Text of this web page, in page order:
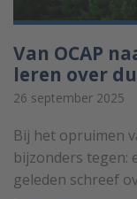
Van OCAP
leren over
26 september 2025
Bij het opruimen
bijzonders tegen:
geleden schreef